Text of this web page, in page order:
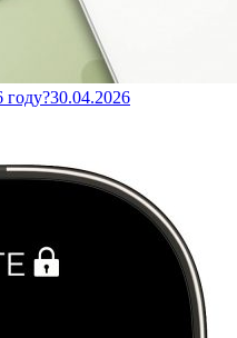
году?30.04.2026